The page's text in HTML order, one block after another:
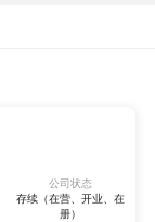
公司状态
存续（在营、开业、在
册）